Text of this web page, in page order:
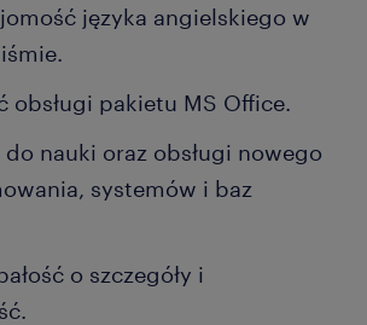
języka angielskiego w
obsługi pakietu MS Office.
nauki oraz obsługi nowego
systemów i baz
o szczegóły i